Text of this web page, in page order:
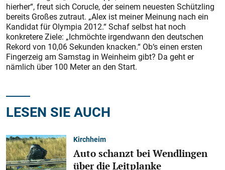
hierher“, freut sich Corucle, der seinem neuesten Schützling
bereits Großes zutraut. „Alex ist meiner Meinung nach ein
Kandidat für Olympia 2012.“ Schaf selbst hat noch
konkretere Ziele: „Ichmöchte irgendwann den deutschen
Rekord von 10,06 Sekunden knacken.“ Ob‘s einen ersten
Fingerzeig am Samstag in Weinheim gibt? Da geht er
nämlich über 100 Meter an den Start.
LESEN SIE AUCH
Kirchheim
Auto schanzt bei Wendlingen
über die Leitplanke